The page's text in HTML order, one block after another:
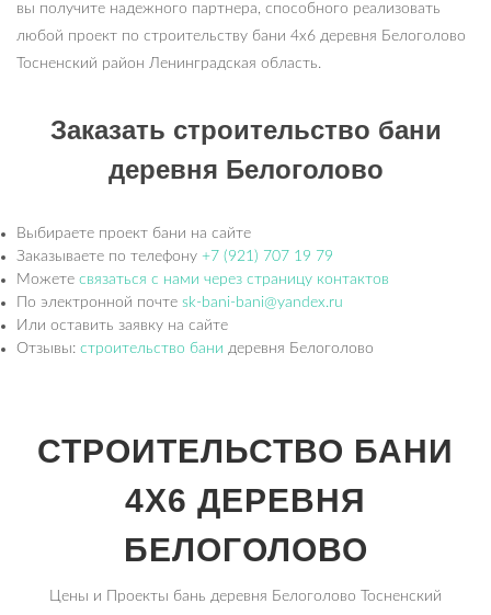
вы получите надежного партнера, способного реализовать
любой проект по строительству бани 4х6 деревня Белоголово
Тосненский район Ленинградская область.
Заказать строительство бани
деревня Белоголово
Выбираете проект бани на сайте
Заказываете по телефону +7 (921) 707 19 79
Можете связаться с нами через страницу контактов
По электронной почте sk-bani-bani@yandex.ru
Или оставить заявку на сайте
Отзывы: строительство бани деревня Белоголово
СТРОИТЕЛЬСТВО БАНИ
4Х6 ДЕРЕВНЯ
БЕЛОГОЛОВО
Цены и Проекты бань деревня Белоголово Тосненский